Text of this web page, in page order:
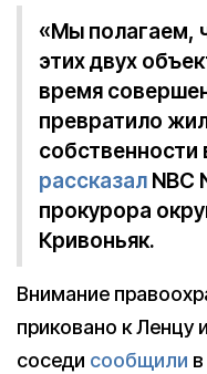
«Мы полагаем,
этих двух
время
превратило
рассказал NBC
прокурора
Кривоньяк.
Внимание
приковано к Ленцу
соседи сообщили